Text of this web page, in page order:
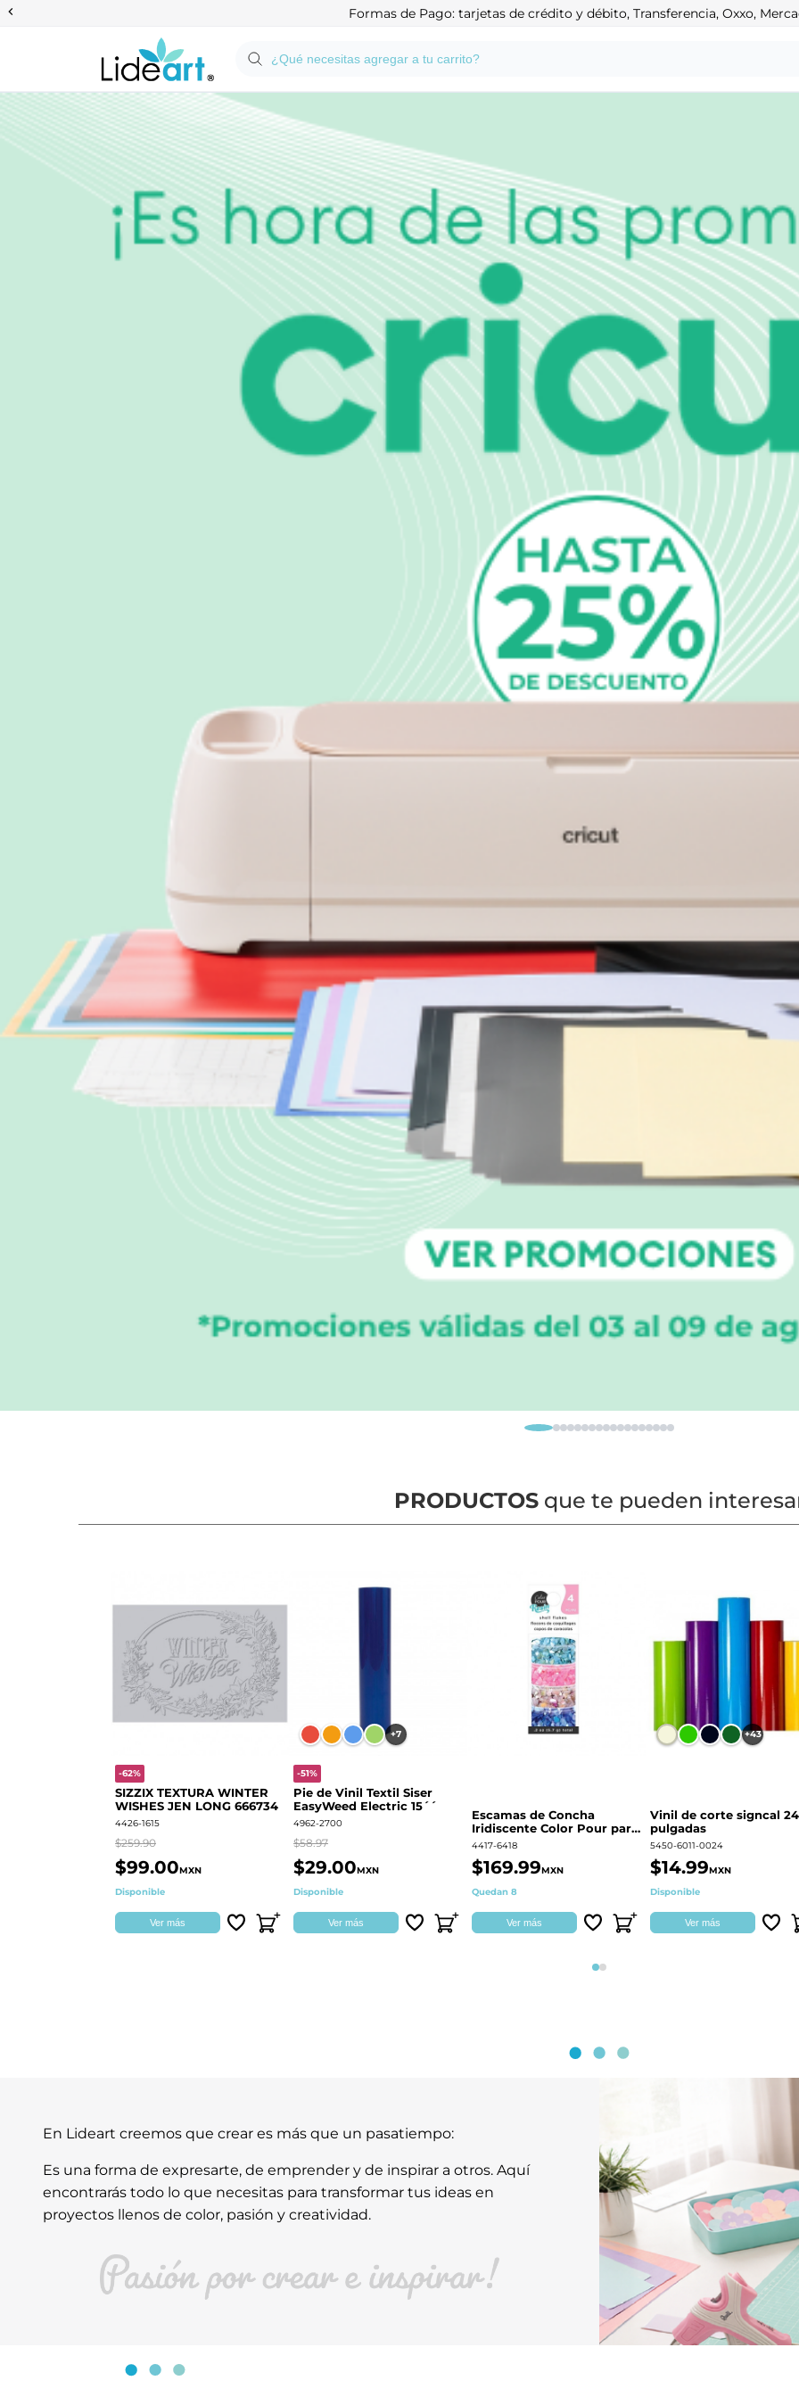
Anterior Formas de Pago: tarjetas de crédito y débito, Transferencia, Oxxo,
PRODUCTOSque te pueden
-62%
SIZZIX TEXTURA WINTER
WISHES JEN LONG 666734
4426-1615
$259.90
$99.00MXN
Disponible
Ver más
+7
-51%
Pie de Vinil Textil Siser
EasyWeed Electric 15´´
4962-2700
$58.97
$29.00MXN
Disponible
Ver más
Escamas de Concha
Iridiscente Color Pour para
decoración | 359687
4417-6418
$169.99MXN
Quedan 8
Ver más
+43
Vinil de corte signcal 24
pulgadas
5450-6011-0024
$14.99MXN
Disponible
Ver más
Página 1
Página 2
En Lideart creemos que crear es más que un pasatiempo:
Es una forma de expresarte, de emprender y de inspirar a otros. Aquí
encontrarás todo lo que necesitas para transformar tus ideas en
proyectos llenos de color, pasión y creatividad.